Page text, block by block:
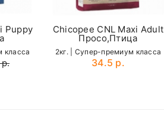
465 г
Puppy
класса
Chicopee CNL Maxi Adult
Просо,Птица
2кг. | Cупер-премиум класса
34.5 р.